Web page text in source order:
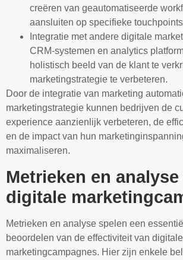
creëren van geautomatiseerde
aansluiten op specifieke
Integratie met andere digitale
CRM-systemen en analytics
holistisch beeld van de klant te
marketingstrategie te verbeteren.
Door de integratie van marketing
marketingstrategie kunnen bedrijven de
experience aanzienlijk verbeteren, de
en de impact van hun
maximaliseren.
Metrieken en analyse
digitale
Metrieken en analyse spelen een
beoordelen van de effectiviteit van digitale
marketingcampagnes. Hier zijn enkele